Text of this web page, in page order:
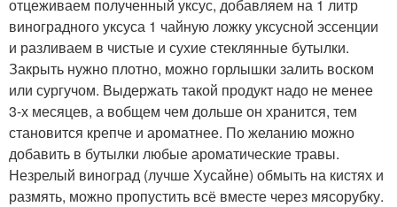
отцеживаем полученный уксус, добавляем на 1 литр
виноградного уксуса 1 чайную ложку уксусной эссенции
и разливаем в чистые и сухие стеклянные бутылки.
Закрыть нужно плотно, можно горлышки залить воском
или сургучом. Выдержать такой продукт надо не менее
3-х месяцев, а вобщем чем дольше он хранится, тем
становится крепче и ароматнее. По желанию можно
добавить в бутылки любые ароматические травы.
Незрелый виноград (лучше Хусайне) обмыть на кистях и
размять, можно пропустить всё вместе через мясорубку.